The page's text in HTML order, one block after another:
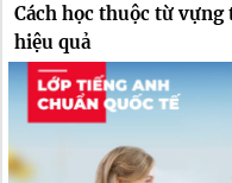
Cách học thuộc từ vựng
hiệu quả